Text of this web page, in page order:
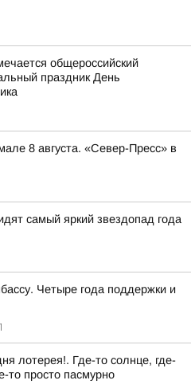
общероссийский
праздник День
8 августа. «Север-Пресс» в
самый яркий звездопад года
Четыре года поддержки и
лотерея!. Где-то солнце, где-
то просто пасмурно